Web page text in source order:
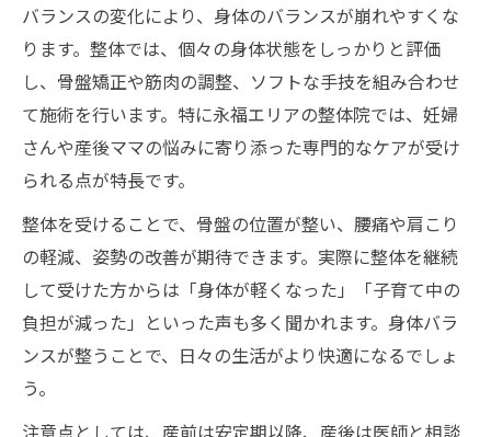
バランスの変化により、身体のバランスが崩れやすくな
ります。整体では、個々の身体状態をしっかりと評価
し、骨盤矯正や筋肉の調整、ソフトな手技を組み合わせ
て施術を行います。特に永福エリアの整体院では、妊婦
さんや産後ママの悩みに寄り添った専門的なケアが受け
られる点が特長です。
整体を受けることで、骨盤の位置が整い、腰痛や肩こり
の軽減、姿勢の改善が期待できます。実際に整体を継続
して受けた方からは「身体が軽くなった」「子育て中の
負担が減った」といった声も多く聞かれます。身体バラ
ンスが整うことで、日々の生活がより快適になるでしょ
う。
注意点としては、産前は安定期以降、産後は医師と相談